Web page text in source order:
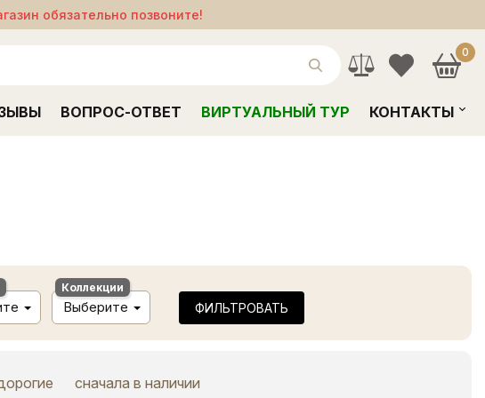
обязательно позвоните!
0
ВОПРОС-ОТВЕТ ВИРТУАЛЬНЫЙ ТУР КОНТАКТЫ
Коллекции
Выберите ФИЛЬТРОВАТЬ
сначала в наличии